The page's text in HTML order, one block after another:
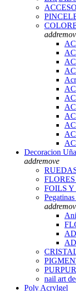
add
Decoracion
addremove
FOILS Y
add
nail art
Poly Acrylgel